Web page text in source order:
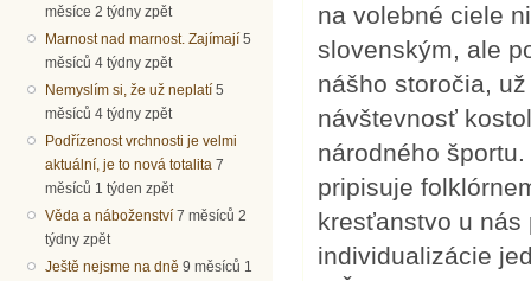
měsíce 2 týdny zpět
Marnost nad marnost. Zajímají 5
měsíců 4 týdny zpět
Nemyslím si, že už neplatí 5
měsíců 4 týdny zpět
Podřízenost vrchnosti je velmi
aktuální, je to nová totalita 7
měsíců 1 týden zpět
Věda a náboženství 7 měsíců 2
týdny zpět
Ještě nejsme na dně 9 měsíců 1
na volebné ciele
slovenským, ale
nášho storočia,
návštevnosť
národného
pripisuje
kresťanstvo u nás
individualizácie